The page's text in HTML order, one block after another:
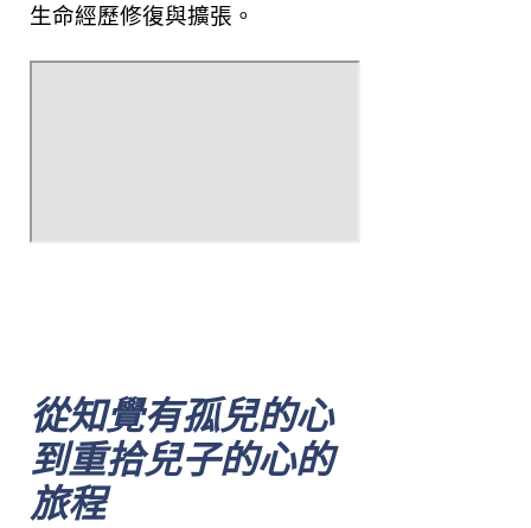
生命經歷修復與擴張。
從知覺有孤兒的心
到重拾兒子的心的
旅程